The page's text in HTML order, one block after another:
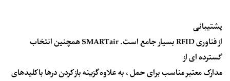
پشتیبانی
از فناوری RFID بسیار جامع است. SMARTair همچنین انتخاب
گسترده ای از
مدارک معتبر مناسب برای حمل ، به علاوه گزینه باز کردن درها با کلیدهای